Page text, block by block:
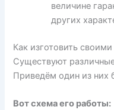
величине
других
Как изготовить
Существуют
Приведём один из них
Вот схема его работы: